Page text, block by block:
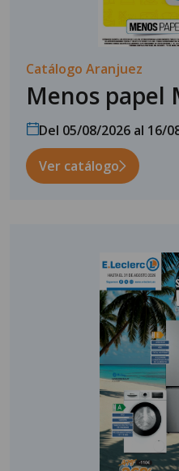
Catálogo Aranjuez
Menos papel
Del 05/08/2026 al 16/
Ver catálogo